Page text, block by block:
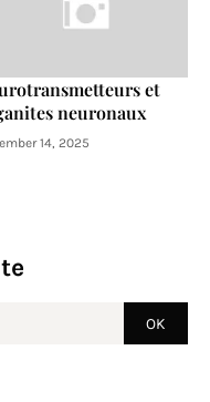
et
neuronaux
14, 2025